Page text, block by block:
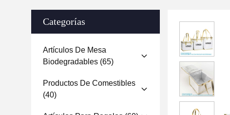
Categorías
Artículos De Mesa
Biodegradables (65)
Productos De Comestibles
(40)